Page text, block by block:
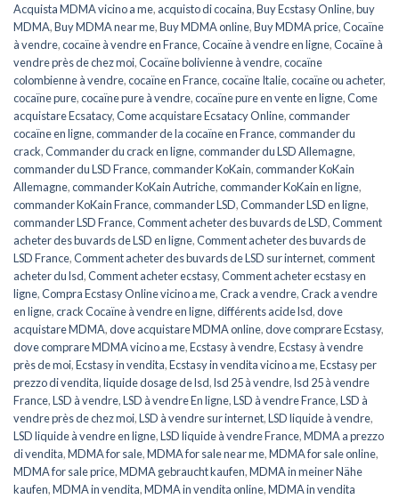
Acquista MDMA vicino a me, acquisto di cocaina,Buy Ecstasy Online,buy
MDMA,Buy MDMA near me,Buy MDMA online,Buy MDMA price,Cocaïne
à vendre,cocaïne à vendre en France,Cocaïne à vendre en ligne,Cocaïne à
vendre près de chez moi,Cocaïne bolivienne à vendre,cocaïne
colombienne à vendre,cocaïne en France,cocaïne Italie,cocaïne ou acheter,
cocaïne pure,cocaïne pure à vendre,cocaïne pure en vente en ligne,Come
acquistare Ecsatacy,Come acquistare Ecsatacy Online,commander
cocaïne en ligne,commander de la cocaïne en France,commander du
crack,Commander du crack en ligne,commander du LSD Allemagne,
commander du LSD France,commander KoKain,commander KoKain
Allemagne,commander KoKain Autriche,commander KoKain en ligne,
commander KoKain France,commander LSD,Commander LSD en ligne,
commander LSD France,Comment acheter des buvards de LSD,Comment
acheter des buvards de LSD en ligne,Comment acheter des buvards de
LSD France,Comment acheter des buvards de LSD sur internet,comment
acheter du lsd,Comment acheter ecstasy,Comment acheter ecstasy en
ligne,Compra Ecstasy Online vicino a me,Crack a vendre,Crack a vendre
en ligne,crack Cocaïne à vendre en ligne,différents acide lsd,dove
acquistare MDMA,dove acquistare MDMA online,dove comprare Ecstasy,
dove comprare MDMA vicino a me,Ecstasy à vendre,Ecstasy à vendre
près de moi,Ecstasy in vendita,Ecstasy in vendita vicino a me,Ecstasy per
prezzo di vendita,liquide dosage de lsd,lsd 25 à vendre,lsd 25 à vendre
France,LSD à vendre,LSD à vendre En ligne,LSD à vendre France,LSD à
vendre près de chez moi,LSD à vendre sur internet,LSD liquide à vendre,
LSD liquide à vendre en ligne,LSD liquide à vendre France,MDMA a prezzo
di vendita,MDMA for sale,MDMA for sale near me,MDMA for sale online,
MDMA for sale price,MDMA gebraucht kaufen,MDMA in meiner Nähe
kaufen,MDMA in vendita,MDMA in vendita online,MDMA in vendita